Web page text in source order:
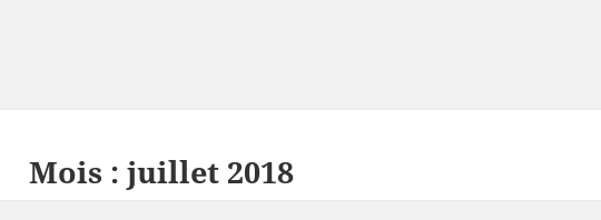
Mois :juillet 2018